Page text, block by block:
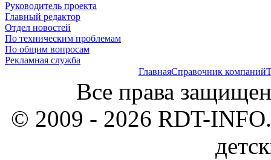
Руководитель проекта
Главный редактор
Отдел новостей
По техническим проблемам
По общим вопросам
Рекламная служба
ГлавнаяСправочник компаний
Все права
© 2009 - 2026 RDT-